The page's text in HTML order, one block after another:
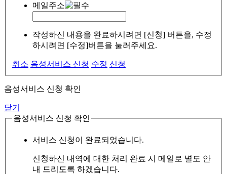
메일주소
작성하신 내용을 완료하시려면 [신청] 버튼을, 수정
하시려면 [수정]버튼을 눌러주세요.
취소 음성서비스 신청 수정 신청
음성서비스 신청 확인
닫기
음성서비스 신청 확인
서비스 신청이 완료되었습니다.
신청하신 내역에 대한 처리 완료 시 메일로 별도 안
내 드리도록 하겠습니다.